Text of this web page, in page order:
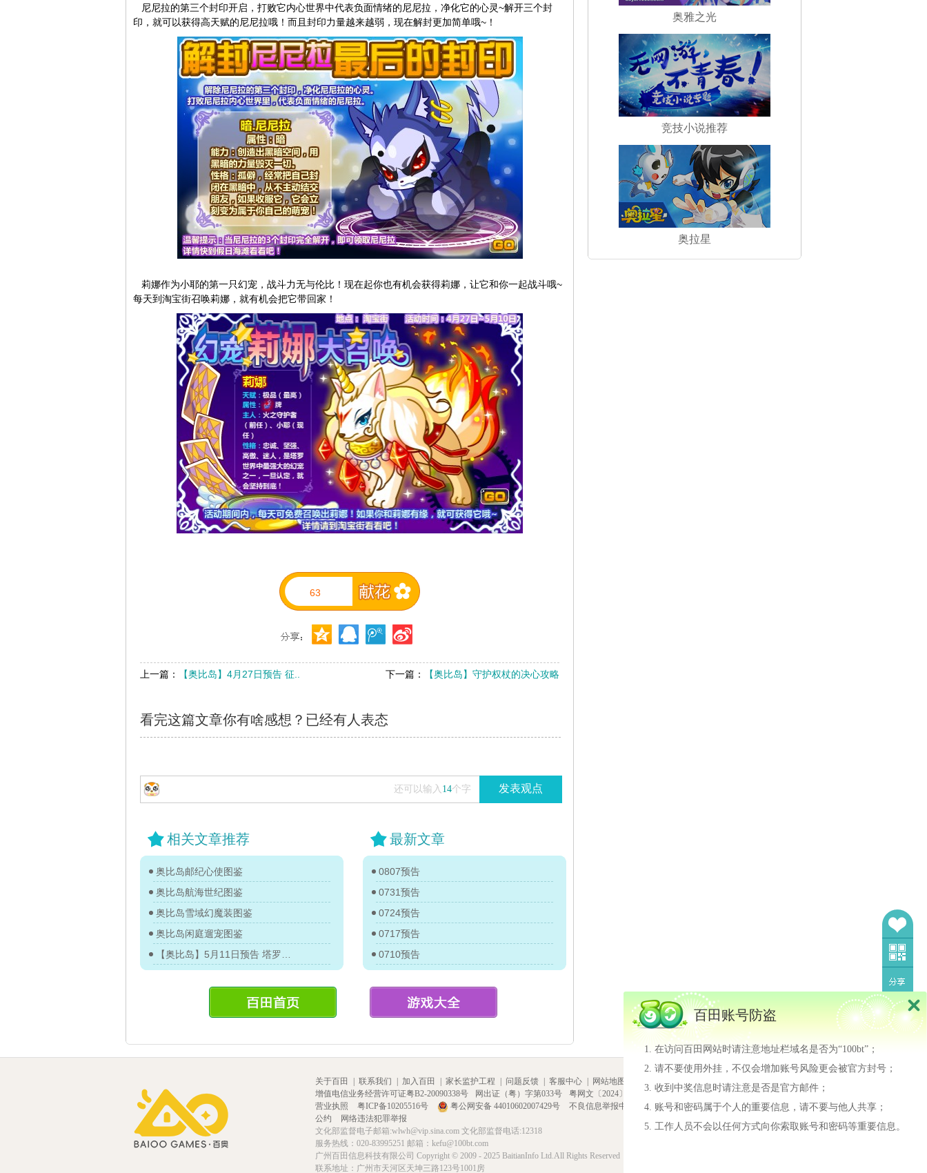
尼尼拉的第三个封印开启，打败它内心世界中代表负面情绪的尼尼拉，净化它的心灵~解开三个封
印，就可以获得高天赋的尼尼拉哦！而且封印力量越来越弱，现在解封更加简单哦~！
莉娜作为小耶的第一只幻宠，战斗力无与伦比！现在起你也有机会获得莉娜，让它和你一起战斗哦~
每天到淘宝街召唤莉娜，就有机会把它带回家！
63
上一篇： 【奥比岛】4月27日预告 征.. 下一篇： 【奥比岛】守护权杖的决心攻略
看完这篇文章你有啥感想？已经有人表态
还可以输入 14个字 发表观点
相关文章推荐
奥比岛邮纪心使图鉴
奥比岛航海世纪图鉴
奥比岛雪域幻魔装图鉴
奥比岛闲庭遛宠图鉴
最新文章
0807预告
0731预告
0724预告
0717预告
0710预告
奥雅之光
竞技小说推荐
奥拉星
关于百田 联系我们 加入百田 家长监护工程 问题反馈 客服中心 网站地图
隐私政策
增值电信业务经营许可证粤B2-20090338号
网出证（粤）字第033号
粤网文〔2024〕2710-188号
营业执照
粤ICP备10205516号 粤公网安备 44010602007429号 不良信息举报中心
网络游戏行业防沉迷自律
公约
网络违法犯罪举报
文化部监督电子邮箱:wlwh@vip.sina.com 文化部监督电话:12318
服务热线：020-83995251 邮箱：kefu@100bt.com
广州百田信息科技有限公司 Copyright © 2009 - 2025 BaitianInfo Ltd.All Rights Reserved
联系地址：广州市天河区天坤三路123号1001房
百田账号防盗
在访问百田网站时请注意地址栏域名是否为“100bt”；
请不要使用外挂，不仅会增加账号风险更会被官方封号；
收到中奖信息时请注意是否是官方邮件；
账号和密码属于个人的重要信息，请不要与他人共享；
工作人员不会以任何方式向你索取账号和密码等重要信息。
我也要当设计师
我也要当设计师
么投稿设计师！！ 同时